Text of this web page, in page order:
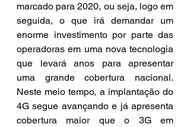
marcado para 2020, ou seja, logo em
seguida, o que irá demandar um
enorme investimento por parte das
operadoras em uma nova tecnologia
que levará anos para apresentar
uma grande cobertura nacional.
Neste meio tempo, a implantação do
4G segue avançando e já apresenta
cobertura maior que o 3G em